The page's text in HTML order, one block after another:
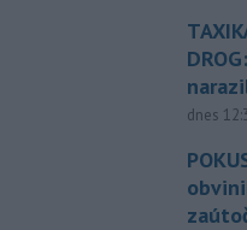
dnes